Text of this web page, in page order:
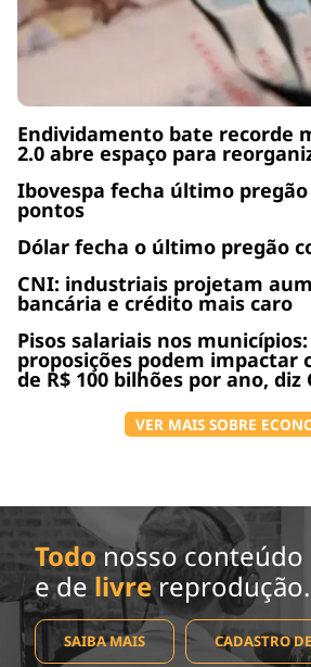
Endividamento bate recorde
2.0 abre espaço para
Ibovespa fecha último pregão
pontos
Dólar fecha o último pregão
CNI: industriais projetam
bancária e crédito mais caro
Pisos salariais nos
proposições podem impactar
de R$ 100 bilhões por ano, diz
VER MAIS SOBRE
Todo nosso
e de livrereprodução.
SAIBA MAIS CADASTRO